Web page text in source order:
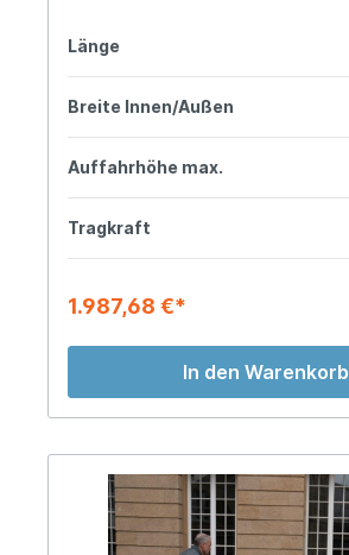
Länge
Breite Innen/Außen
Auffahrhöhe max.
Tragkraft
1.987,68 €*
In den Warenkorb